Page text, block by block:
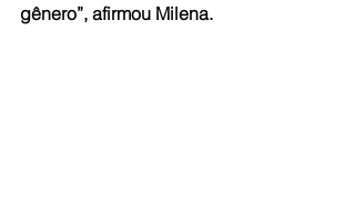
gênero”, afirmou Milena.